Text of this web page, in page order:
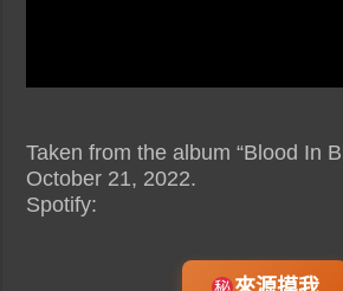
Taken from the album “Blood In
October 21, 2022.
Spotify: